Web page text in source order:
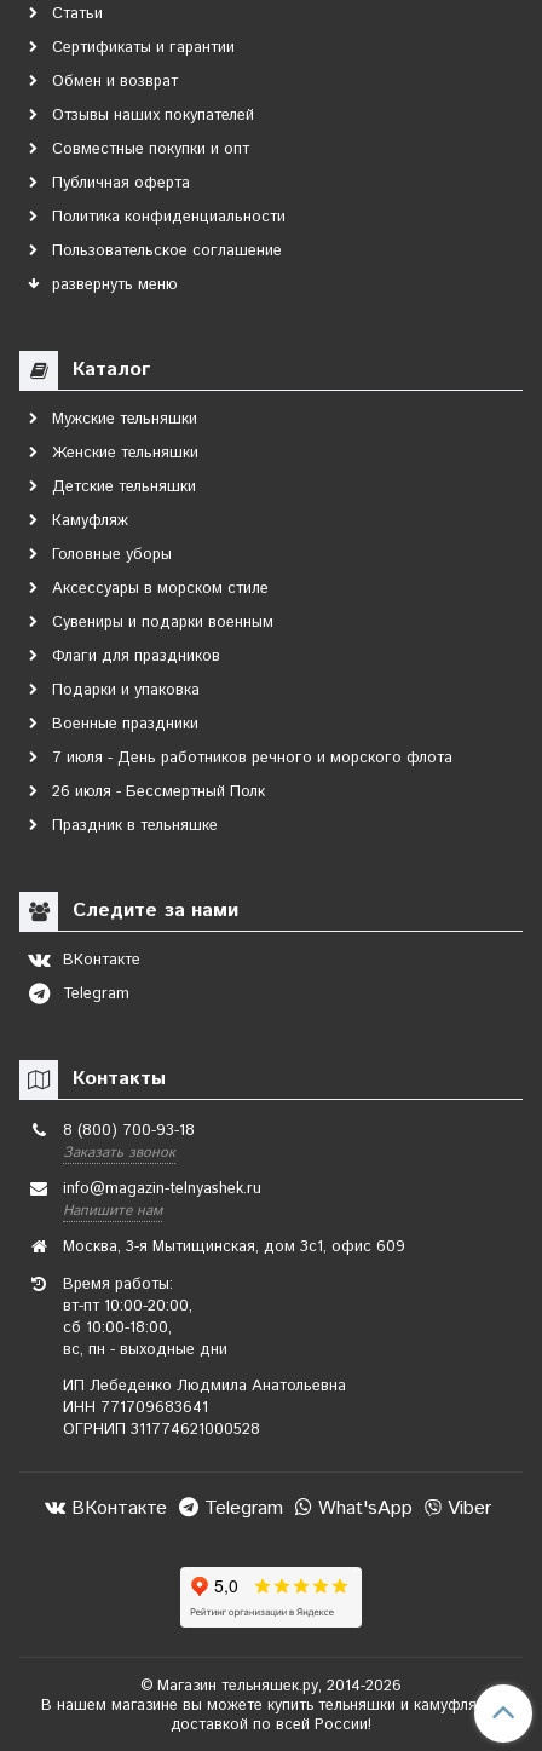
Статьи
Сертификаты и гарантии
Обмен и возврат
Отзывы наших покупателей
Совместные покупки и опт
Публичная оферта
Политика конфиденциальности
Пользовательское соглашение
развернуть меню
Каталог
Мужские тельняшки
Женские тельняшки
Детские тельняшки
Камуфляж
Головные уборы
Аксессуары в морском стиле
Сувениры и подарки военным
Флаги для праздников
Подарки и упаковка
Военные праздники
7 июля - День работников речного и морского флота
26 июля - Бессмертный Полк
Праздник в тельняшке
Следите за нами
ВКонтакте
Telegram
Контакты
8 (800) 700-93-18
Заказать звонок
info@magazin-telnyashek.ru
Напишите нам
Москва, 3-я Мытищинская, дом 3с1, офис 609
Время работы:
вт-пт 10:00-20:00,
сб 10:00-18:00,
вс, пн - выходные дни
ИП Лебеденко Людмила Анатольевна
ИНН 771709683641
ОГРНИП 311774621000528
ВКонтакте Telegram What'sApp Viber
© Магазин тельняшек.ру, 2014-2026
В нашем магазине вы можете купить тельняшки и камуфляж с
доставкой по всей России!